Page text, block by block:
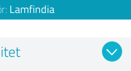
Lamfindia